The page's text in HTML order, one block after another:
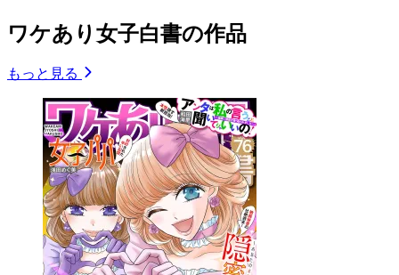
ワケあり女子白書の作品
もっと見る